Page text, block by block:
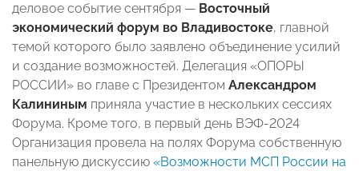
деловое событие сентября — Восточный
экономический форум во Владивостоке, главной
темой которого было заявлено объединение усилий
и создание возможностей. Делегация «ОПОРЫ
РОССИИ» во главе с Президентом Александром
Калининым приняла участие в нескольких сессиях
Форума. Кроме того, в первый день ВЭФ-2024
Организация провела на полях Форума собственную
панельную дискуссию «Возможности МСП России на